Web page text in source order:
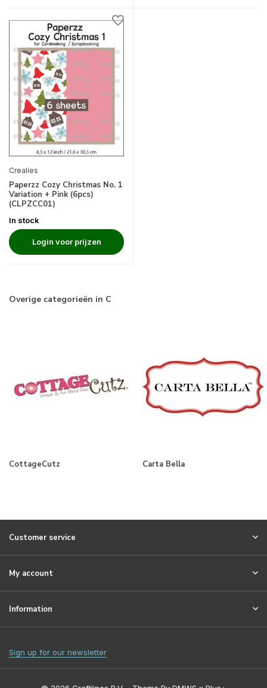
Crealies
Paperzz Cozy Christmas No. 1
Variation + Pink (6pcs)
(CLPZCC01)
In stock
Login voor prijzen
Overige categorieën in C
CottageCutz Carta Bella
Customer service
My account
Information
Sign up for our newsletter